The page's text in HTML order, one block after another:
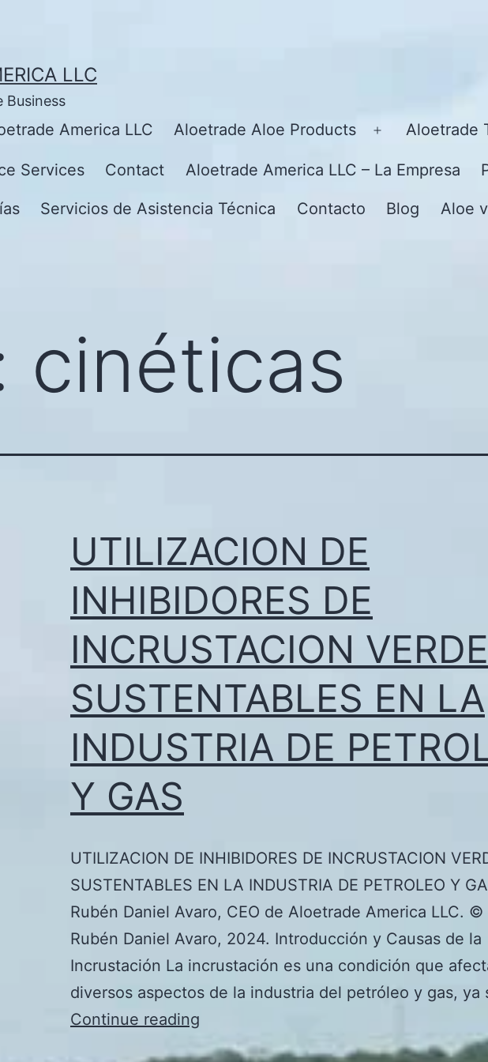
LLC
Business
America LLC Aloetrade Aloe Products
Open
menu
Aloetrade
Services Contact Aloetrade America LLC – La Empresa
Servicios de Asistencia Técnica Contacto Blog Aloe
cinéticas
UTILIZACION DE
INHIBIDORES DE
INCRUSTACION
SUSTENTABLES EN LA
INDUSTRIA DE
Y GAS
UTILIZACION DE INHIBIDORES DE INCRUSTACION
SUSTENTABLES EN LA INDUSTRIA DE PETROLEO Y
Rubén Daniel Avaro, CEO de Aloetrade America LLC. ©
Rubén Daniel Avaro, 2024. Introducción y Causas de la
Incrustación La incrustación es una condición que
diversos aspectos de la industria del petróleo y gas, ya
Continue reading
DE